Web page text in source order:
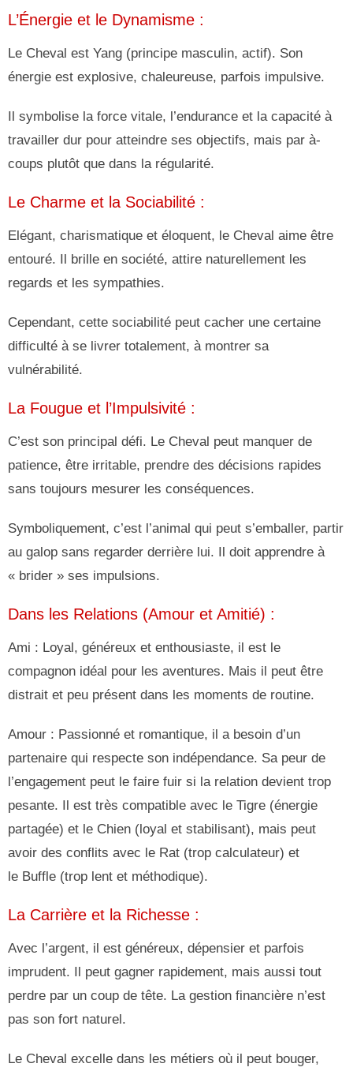
L’Énergie et le Dynamisme :
Le Cheval est Yang (principe masculin, actif). Son
énergie est explosive, chaleureuse, parfois impulsive.
Il symbolise la force vitale, l’endurance et la capacité à
travailler dur pour atteindre ses objectifs, mais par à-
coups plutôt que dans la régularité.
Le Charme et la Sociabilité :
Elégant, charismatique et éloquent, le Cheval aime être
entouré. Il brille en société, attire naturellement les
regards et les sympathies.
Cependant, cette sociabilité peut cacher une certaine
difficulté à se livrer totalement, à montrer sa
vulnérabilité.
La Fougue et l’Impulsivité :
C’est son principal défi. Le Cheval peut manquer de
patience, être irritable, prendre des décisions rapides
sans toujours mesurer les conséquences.
Symboliquement, c’est l’animal qui peut s’emballer, partir
au galop sans regarder derrière lui. Il doit apprendre à
« brider » ses impulsions.
Dans les Relations (Amour et Amitié) :
Ami : Loyal, généreux et enthousiaste, il est le
compagnon idéal pour les aventures. Mais il peut être
distrait et peu présent dans les moments de routine.
Amour : Passionné et romantique, il a besoin d’un
partenaire qui respecte son indépendance. Sa peur de
l’engagement peut le faire fuir si la relation devient trop
pesante. Il est très compatible avec le Tigre (énergie
partagée) et le Chien (loyal et stabilisant), mais peut
avoir des conflits avec le Rat (trop calculateur) et
le Buffle (trop lent et méthodique).
La Carrière et la Richesse :
Avec l’argent, il est généreux, dépensier et parfois
imprudent. Il peut gagner rapidement, mais aussi tout
perdre par un coup de tête. La gestion financière n’est
pas son fort naturel.
Le Cheval excelle dans les métiers où il peut bouger,